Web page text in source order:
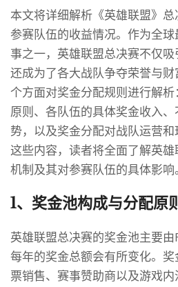
本文将详细解析《英雄联盟》
参赛队伍的收益情况。作为全
事之一，英雄联盟总决赛不仅吸
还成为了各大战队争夺荣誉与
个方面对奖金分配规则进行解
原则、各队伍的具体奖金收入
势，以及奖金分配对战队运营
这些内容，读者将全面了解英
机制及其对参赛队伍的具体影响
1、奖金池构成与分配原
英雄联盟总决赛的奖金池主要
每年的奖金总额会有所变化。
票销售、赛事赞助商以及游戏